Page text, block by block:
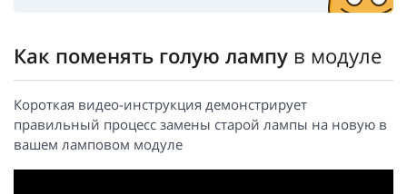
Как поменять голую лампу в модуле
Короткая видео-инструкция демонстрирует
правильный процесс замены старой лампы на новую в
вашем ламповом модуле